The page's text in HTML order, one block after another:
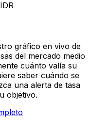
IDR
gráfico en vivo de
del mercado medio
cuánto valía su
saber cuándo se
una alerta de tasa
objetivo.